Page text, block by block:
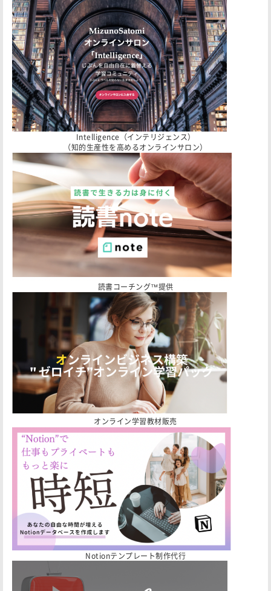
Intelligence（インテリジェンス）
（知的生産性を高めるオンラインサロン）
読書コーチング™️提供
オンライン学習教材販売
Notionテンプレート制作代行